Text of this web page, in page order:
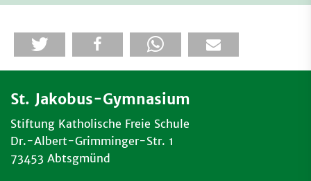
St. Jakobus-Gymnasium
Stiftung Katholische Freie Schule
Dr.-Albert-Grimminger-Str. 1
73453 Abtsgmünd